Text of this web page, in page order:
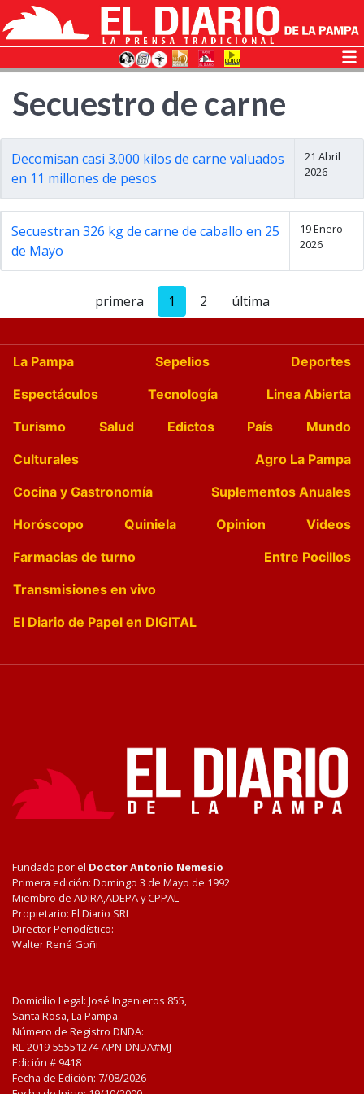
Secuestro de carne
Decomisan casi 3.000 kilos de carne valuados
en 11 millones de pesos
21 Abril
2026
Secuestran 326 kg de carne de caballo en 25
de Mayo
19 Enero
2026
primera 1 2 última
La Pampa Sepelios
Deportes
Espectáculos
Tecnología
Linea Abierta
Turismo
Salud Edictos País
Mundo
Culturales
Agro La Pampa
Cocina y Gastronomía
Suplementos Anuales
Horóscopo
Quiniela Opinion
Videos
Farmacias de turno
Entre Pocillos
Transmisiones en vivo
El Diario de Papel en DIGITAL
Fundado por el Doctor Antonio Nemesio
Primera edición: Domingo 3 de Mayo de 1992
Miembro de ADIRA,ADEPA y CPPAL
Propietario: El Diario SRL
Director Periodístico:
Walter René Goñi
Domicilio Legal: José Ingenieros 855,
Santa Rosa, La Pampa.
Número de Registro DNDA:
RL-2019-55551274-APN-DNDA#MJ
Edición # 9418
Fecha de Edición: 7/08/2026